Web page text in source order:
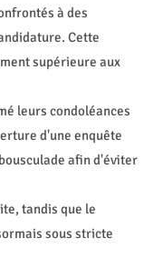
à des
Cette
supérieure aux
leurs condoléances
d'une enquête
afin d'éviter
tandis que le
sous stricte